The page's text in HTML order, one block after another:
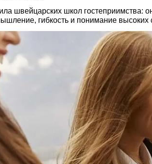
швейцарских школ
гибкость и понимание высоких